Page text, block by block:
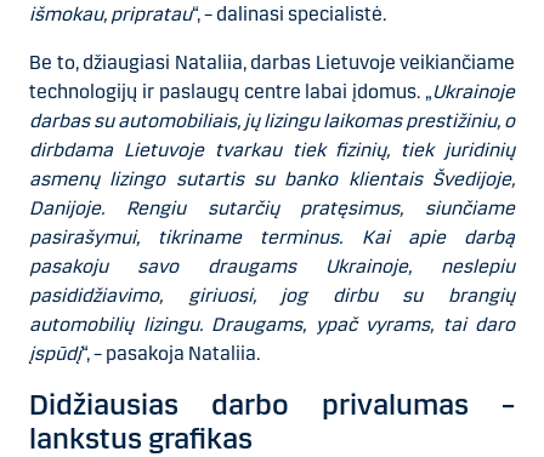
išmokau, pripratau“, – dalinasi specialistė.
Be to, džiaugiasi Nataliia, darbas Lietuvoje veikiančiame
technologijų ir paslaugų centre labai įdomus. „Ukrainoje
darbas su automobiliais, jų lizingu laikomas prestižiniu, o
dirbdama Lietuvoje tvarkau tiek fizinių, tiek juridinių
asmenų lizingo sutartis su banko klientais Švedijoje,
Danijoje. Rengiu sutarčių pratęsimus, siunčiame
pasirašymui, tikriname terminus. Kai apie darbą
pasakoju savo draugams Ukrainoje, neslepiu
pasididžiavimo, giriuosi, jog dirbu su brangių
automobilių lizingu. Draugams, ypač vyrams, tai daro
įspūdį“, – pasakoja Nataliia.
Didžiausias darbo privalumas –
lankstus grafikas